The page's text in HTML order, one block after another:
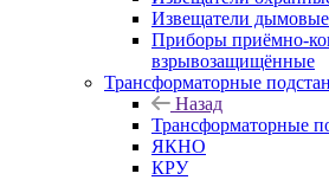
Извещатели
Приборы приёмно-
взрывозащищённые
Трансформаторные
Назад
Трансформаторные
ЯКНО
КРУ